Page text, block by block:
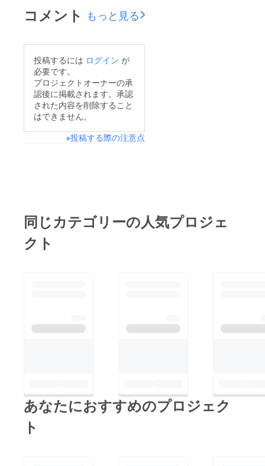
いします！！
いただきまして、とっ
ント用封筒を準備しま
した(¥500)ぜひ大切な
方へのプレゼントとし
てお使いください‼︎既
に支援してくださった
方は、これだけを追加
することもできますの
て「心地の良い場所」
後もう少し…１０日あ
宜しくお願い致しま
す‼︎
セージを本当に有難う
ございます！！皆様に
(チケット利用券)な
し、ご支援のみのプラ
ンをご準備しました☆
本プロジェクトの支援
方に心からお礼のメッ
しい状況ですので後３
０日引き続きご支援の
コメント もっと見る
投稿するには ログイン が
必要です。
プロジェクトオーナーの承
認後に掲載されます。承認
された内容を削除すること
はできません。
※投稿する際の注意点
同じカテゴリーの人気プロジェ
クト
あなたにおすすめのプロジェク
ト